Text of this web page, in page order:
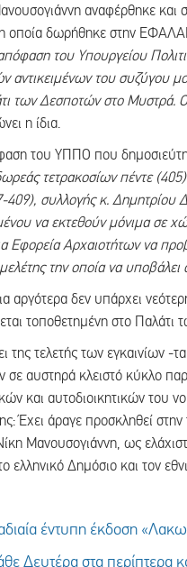
αναφέρθηκε και
οποία δωρήθηκε στην
του Υπουργείου
αντικειμένων του συζύγου
των Δεσποτών στο Μυστρά.
η ίδια.
του ΥΠΠΟ που
τετρακοσίων πέντε
συλλογής κ. Δημητρίου
να εκτεθούν μόνιμα σε
Αρχαιοτήτων να
την οποία να
αργότερα δεν υπάρχει
τοποθετημένη στο Παλάτι
της τελετής των εγκαινίων
σε αυστηρά κλειστό κύκλο
και αυτοδιοικητικών του
Έχει άραγε προσκληθεί
Μανουσογιάννη, ως
ελληνικό Δημόσιο και τον
έντυπη έκδοση
Δευτέρα στα περίπτερα